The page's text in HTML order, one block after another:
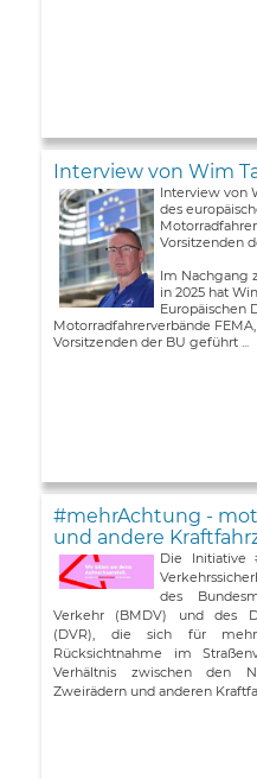
Interview von Wim
Interview von
des
Vorsitzenden
Im Nachgang
in 2025 hat
Europäischen
Motorradfahrerverbände
Vorsitzenden der BU geführt ...
#mehrAchtung -
und andere
Die Initiative
des
Verkehr (BMDV) und des
(DVR), die sich für
Rücksichtnahme im
Verhältnis zwischen den
Zweirädern und anderen